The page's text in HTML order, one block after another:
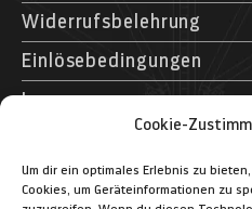
Cookie-
Um dir ein optimales Erlebnis zu
Cookies, um Geräteinformationen zu
Widerrufsbelehrung
Einlösebedingungen
Impressum
Museumspark Rostock
Schifffahrtsmuseum